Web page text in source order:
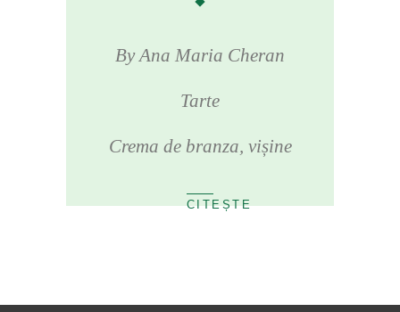
ByAna Maria Cheran
Tarte
Crema de branza, vișine